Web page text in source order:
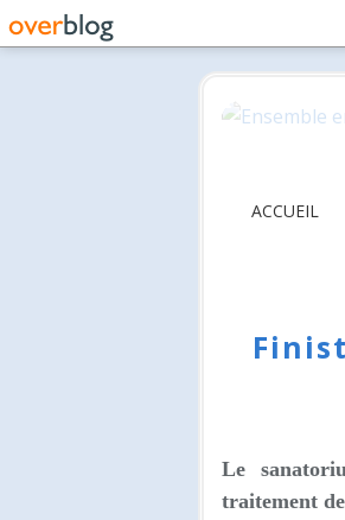
ACCUEIL
Le
traitement